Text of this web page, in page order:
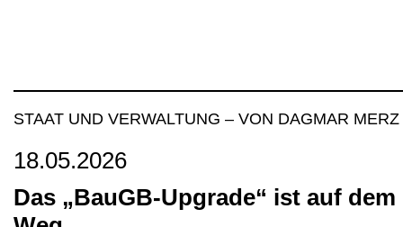
STAAT UND VERWALTUNG – VON DAGMAR MERZ
18.05.2026
Das „BauGB-Upgrade“ ist auf dem